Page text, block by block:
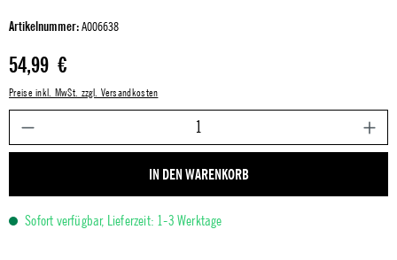
Artikelnummer:A006638
Regulärer Preis:
54,99 €
Preise inkl. MwSt. zzgl. Versandkosten
IN DEN WARENKORB
Sofort verfügbar, Lieferzeit: 1-3 Werktage